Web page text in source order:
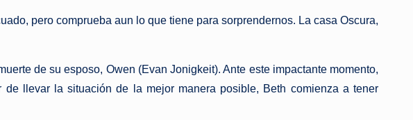
pero comprueba aun lo que tiene para sorprendernos. La casa Oscura,
de su esposo, Owen (Evan Jonigkeit). Ante este impactante momento,
llevar la situación de la mejor manera posible, Beth comienza a tener